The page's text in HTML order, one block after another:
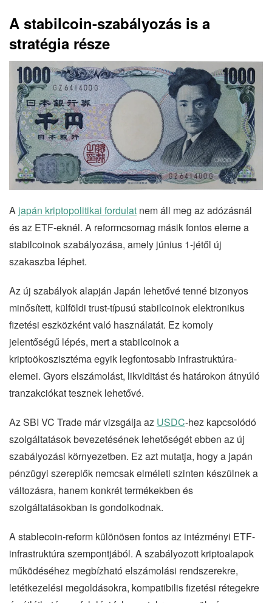
A stabilcoin-szabályozás is a
stratégia része
A japán kriptopolitikai fordulat nem áll meg az adózásnál
és az ETF-eknél. A reformcsomag másik fontos eleme a
stabilcoinok szabályozása, amely június 1-jétől új
szakaszba léphet.
Az új szabályok alapján Japán lehetővé tenné bizonyos
minősített, külföldi trust-típusú stabilcoinok elektronikus
fizetési eszközként való használatát. Ez komoly
jelentőségű lépés, mert a stabilcoinok a
kriptoökoszisztéma egyik legfontosabb infrastruktúra-
elemei. Gyors elszámolást, likviditást és határokon átnyúló
tranzakciókat tesznek lehetővé.
Az SBI VC Trade már vizsgálja az USDC-hez kapcsolódó
szolgáltatások bevezetésének lehetőségét ebben az új
szabályozási környezetben. Ez azt mutatja, hogy a japán
pénzügyi szereplők nemcsak elméleti szinten készülnek a
változásra, hanem konkrét termékekben és
szolgáltatásokban is gondolkodnak.
A stablecoin-reform különösen fontos az intézményi ETF-
infrastruktúra szempontjából. A szabályozott kriptoalapok
működéséhez megbízható elszámolási rendszerekre,
letétkezelési megoldásokra, kompatibilis fizetési rétegekre